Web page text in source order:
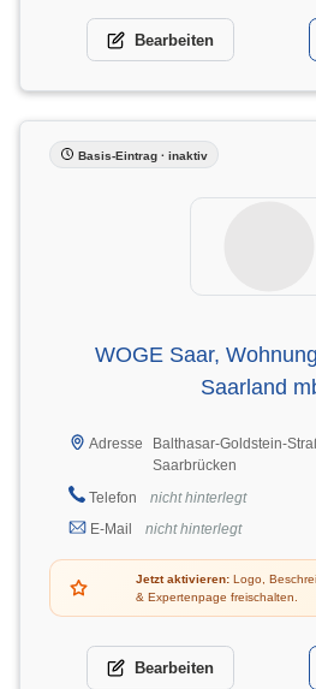
Bearbeiten
Basis-Eintrag · inaktiv
WOGE Saar,
Saarland
Adresse
Balthasar-Goldstein-
Saarbrücken
Telefon
nicht hinterlegt
E-Mail
nicht hinterlegt
Jetzt aktivieren: Logo,
& Expertenpage freischalten.
Bearbeiten